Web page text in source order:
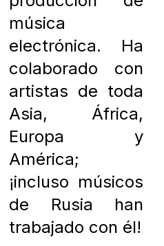
música
electrónica. Ha
colaborado con
artistas de toda
Asia, África,
Europa y
América;
¡incluso músicos
de Rusia han
trabajado con él!